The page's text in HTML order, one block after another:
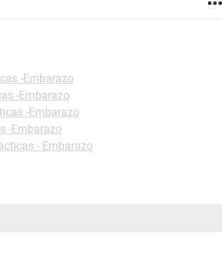
-Embarazo
-Embarazo
-Embarazo
-Embarazo
- Embarazo